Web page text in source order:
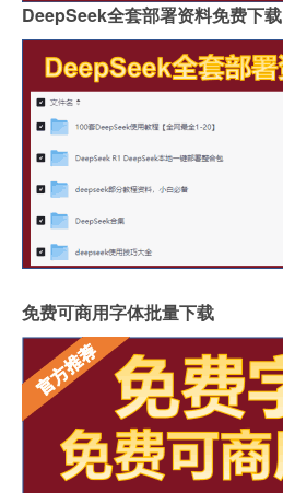
DeepSeek全套部署资料免费下载
免费可商用字体批量下载